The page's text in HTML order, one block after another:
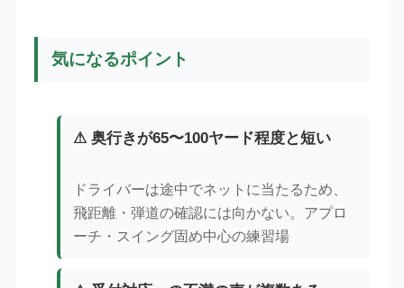
気になるポイント
⚠ 奥行きが65〜100ヤード程度と短い
ドライバーは途中でネットに当たるため、
飛距離・弾道の確認には向かない。アプロ
ーチ・スイング固め中心の練習場